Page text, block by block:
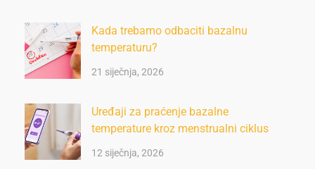
Kada trebamo odbaciti bazalnu
temperaturu?
21 siječnja, 2026
Uređaji za praćenje bazalne
temperature kroz menstrualni ciklus
12 siječnja, 2026